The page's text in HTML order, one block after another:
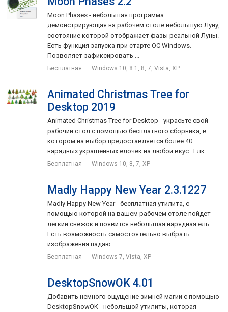
Moon Phases - небольшая программа
демонстрирующая на рабочем столе небольшую Луну,
состояние которой отображает фазы реальной Луны.
Есть функция запуска при старте ОС Windows.
Позволяет зафиксировать ...
Бесплатная Windows 10, 8.1, 8, 7, Vista, XP
Animated Christmas Tree for
Desktop 2019
Animated Christmas Tree for Desktop - украсьте свой
рабочий стол с помощью бесплатного сборника, в
котором на выбор предоставляется более 40
нарядных украшенных елочек на любой вкус. Елк...
Бесплатная Windows 10, 8, 7, XP
Madly Happy New Year 2.3.1227
Madly Happy New Year - бесплатная утилита, с
помощью которой на вашем рабочем столе пойдет
легкий снежок и появится небольшая нарядная ель.
Есть возможность самостоятельно выбрать
изображения падаю...
Бесплатная Windows 7, Vista, XP
DesktopSnowOK 4.01
Добавить немного ощущение зимней магии с помощью
DesktopSnowOK - небольшой утилиты, которая